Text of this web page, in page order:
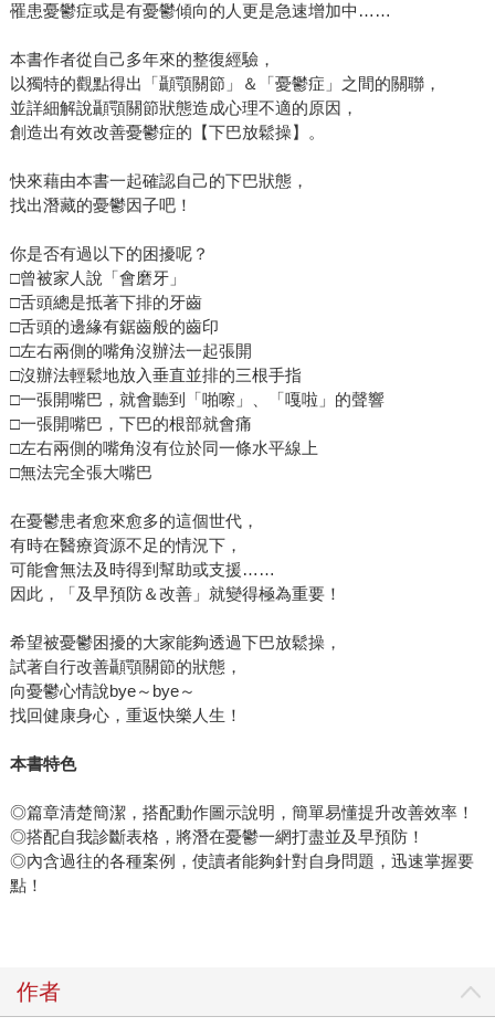
罹患憂鬱症或是有憂鬱傾向的人更是急速增加中……
本書作者從自己多年來的整復經驗，
以獨特的觀點得出「顳顎關節」＆「憂鬱症」之間的關聯，
並詳細解說顳顎關節狀態造成心理不適的原因，
創造出有效改善憂鬱症的【下巴放鬆操】。
快來藉由本書一起確認自己的下巴狀態，
找出潛藏的憂鬱因子吧！
你是否有過以下的困擾呢？
□曾被家人說「會磨牙」
□舌頭總是抵著下排的牙齒
□舌頭的邊緣有鋸齒般的齒印
□左右兩側的嘴角沒辦法一起張開
□沒辦法輕鬆地放入垂直並排的三根手指
□一張開嘴巴，就會聽到「啪嚓」、「嘎啦」的聲響
□一張開嘴巴，下巴的根部就會痛
□左右兩側的嘴角沒有位於同一條水平線上
□無法完全張大嘴巴
在憂鬱患者愈來愈多的這個世代，
有時在醫療資源不足的情況下，
可能會無法及時得到幫助或支援……
因此，「及早預防＆改善」就變得極為重要！
希望被憂鬱困擾的大家能夠透過下巴放鬆操，
試著自行改善顳顎關節的狀態，
向憂鬱心情說bye～bye～
找回健康身心，重返快樂人生！
本書特色
◎篇章清楚簡潔，搭配動作圖示說明，簡單易懂提升改善效率！
◎搭配自我診斷表格，將潛在憂鬱一網打盡並及早預防！
◎內含過往的各種案例，使讀者能夠針對自身問題，迅速掌握要
點！
作者